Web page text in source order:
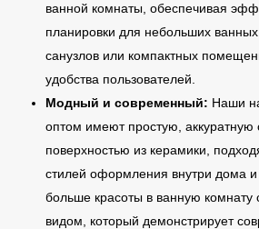
ванной комнаты, обеспечивая
планировки для небольших ванных
санузлов или компактных
удобства пользователей.
Модный и современный: Наши
оптом имеют простую, аккуратную
поверхностью из керамики,
стилей оформления внутри дома
больше красоты в ванную комнату
видом, который демонстрирует